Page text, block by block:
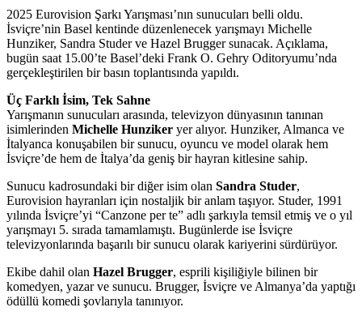
2025 Eurovision Şarkı Yarışması’nın sunucuları belli oldu.
İsviçre’nin Basel kentinde düzenlenecek yarışmayı Michelle
Hunziker, Sandra Studer ve Hazel Brugger sunacak. Açıklama,
bugün saat 15.00’te Basel’deki Frank O. Gehry Oditoryumu’nda
gerçekleştirilen bir basın toplantısında yapıldı.
Üç Farklı İsim, Tek Sahne
Yarışmanın sunucuları arasında, televizyon dünyasının tanınan
isimlerinden Michelle Hunziker yer alıyor. Hunziker, Almanca ve
İtalyanca konuşabilen bir sunucu, oyuncu ve model olarak hem
İsviçre’de hem de İtalya’da geniş bir hayran kitlesine sahip.
Sunucu kadrosundaki bir diğer isim olan Sandra Studer,
Eurovision hayranları için nostaljik bir anlam taşıyor. Studer, 1991
yılında İsviçre’yi “Canzone per te” adlı şarkıyla temsil etmiş ve o yıl
yarışmayı 5. sırada tamamlamıştı. Bugünlerde ise İsviçre
televizyonlarında başarılı bir sunucu olarak kariyerini sürdürüyor.
Ekibe dahil olan Hazel Brugger, esprili kişiliğiyle bilinen bir
komedyen, yazar ve sunucu. Brugger, İsviçre ve Almanya’da yaptığı
ödüllü komedi şovlarıyla tanınıyor.